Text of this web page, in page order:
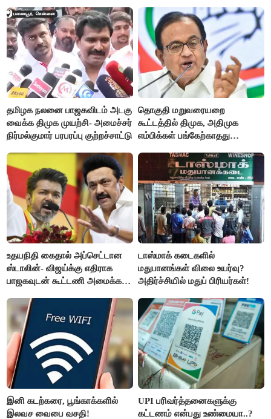
தமிழக நலனை பாஜகவிடம் அடகு
வைக்க திமுக முயற்சி- அமைச்சர்
நிர்மல்குமார் பரபரப்பு குற்றச்சாட்டு
தொகுதி மறுவரையறை
கூட்டத்தில் திமுக, அதிமுக
எம்பிக்கள் பங்கேற்காதது
உதயநிதி கைதால் அப்செட்டான
ஸ்டாலின்- விஜய்க்கு எதிராக
பாஜகவுடன் கூட்டணி அமைக்க
டாஸ்மாக் கடைகளில்
மதுபானங்கள் விலை உயர்வு?
அதிர்ச்சியில் மதுப் பிரியர்கள்!
இனி கடற்கரை, பூங்காக்களில்
இலவச வைபை வசதி!
UPI பரிவர்த்தனைகளுக்கு
கட்டணம் என்பது உண்மையா..?